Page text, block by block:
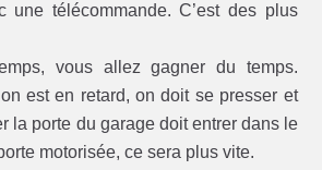
une télécommande. C’est des plus
vous allez gagner du temps.
est en retard, on doit se presser et
la porte du garage doit entrer dans le
motorisée, ce sera plus vite.